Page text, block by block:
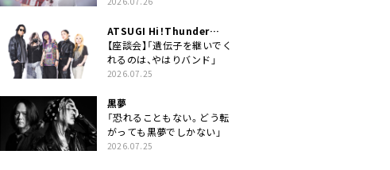
ATSUGI Hi！Thunder
Rock Festival
【座談会】「遺伝子を継いでく
れるのは、やはりバンド」
2026.07.25
黒夢
「恐れることもない。どう転
がっても黒夢でしかない」
2026.07.25